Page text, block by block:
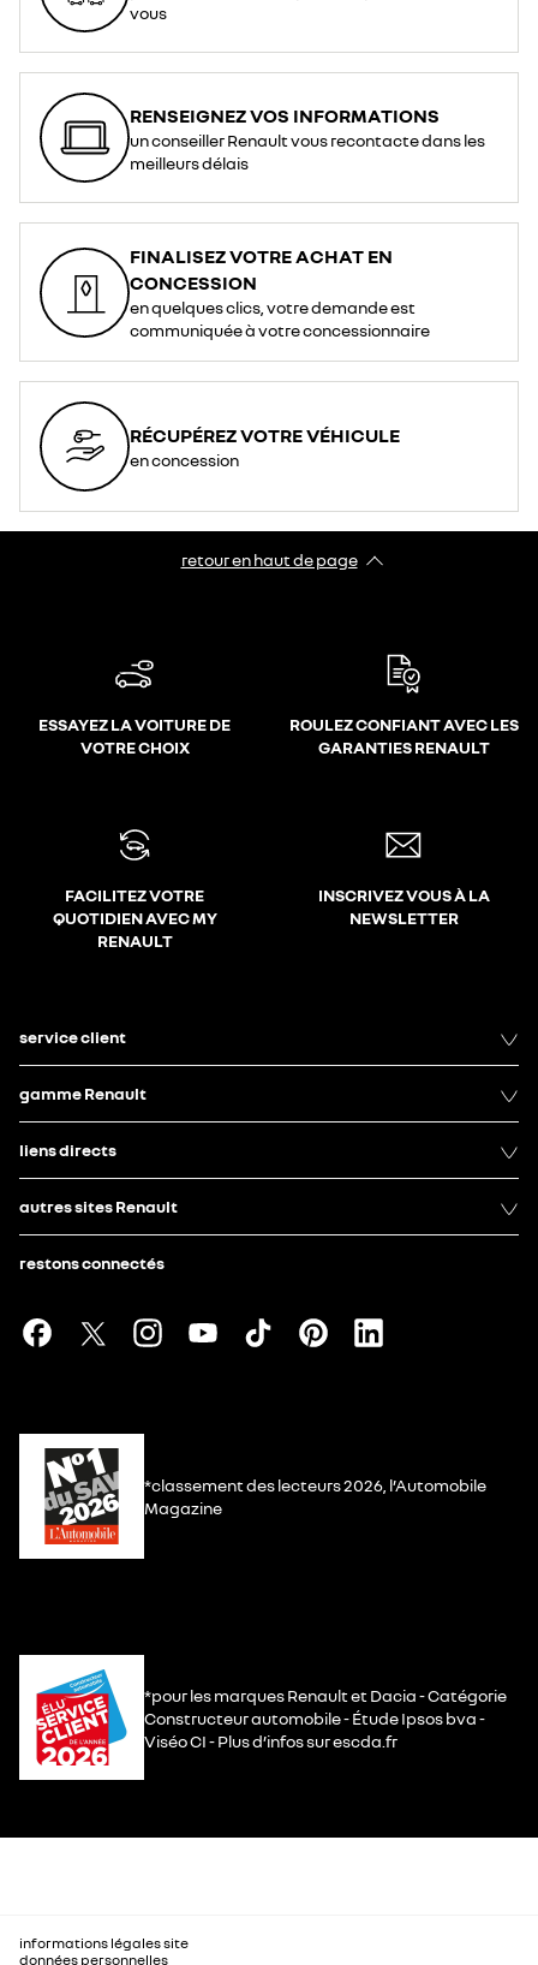
vous
RENSEIGNEZ VOS INFORMATIONS
un conseiller Renault vous recontacte dans les
meilleurs délais
FINALISEZ VOTRE ACHAT EN
CONCESSION
en quelques clics, votre demande est
communiquée à votre concessionnaire
RÉCUPÉREZ VOTRE VÉHICULE
en concession
retour en haut de page​
ESSAYEZ LA VOITURE DE
VOTRE CHOIX
ROULEZ CONFIANT AVEC LES
GARANTIES RENAULT
FACILITEZ VOTRE
QUOTIDIEN AVEC MY
RENAULT
INSCRIVEZ VOUS À LA
NEWSLETTER
service client
gamme Renault
liens directs
autres sites Renault
restons connectés
*classement des lecteurs 2026, l’Automobile
Magazine
*pour les marques Renault et Dacia - Catégorie
Constructeur automobile - Étude Ipsos bva -
Viséo CI - Plus d’infos sur escda.fr
informations légales site
données personnelles